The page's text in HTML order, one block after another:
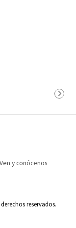
y conócenos
reservados.